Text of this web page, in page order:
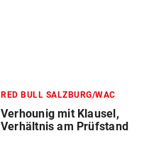
RED BULL SALZBURG/WAC
Verhounig mit Klausel,
Verhältnis am Prüfstand